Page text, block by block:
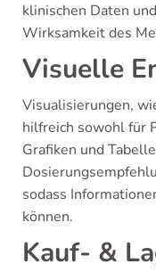
klinischen Daten
Wirksamkeit des
Visuelle
Visualisierungen,
hilfreich sowohl für
Grafiken und
sodass
können.
Kauf- &